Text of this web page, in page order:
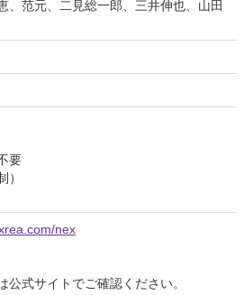
、范元、二見総一郎、三井伸也、山田
要
）
nex
式サイトでご確認ください。